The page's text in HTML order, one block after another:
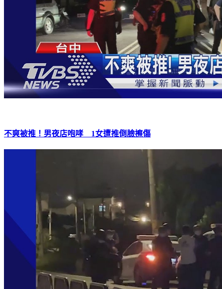
不爽被推！男夜店咆哮 1女遭推倒臉擦傷